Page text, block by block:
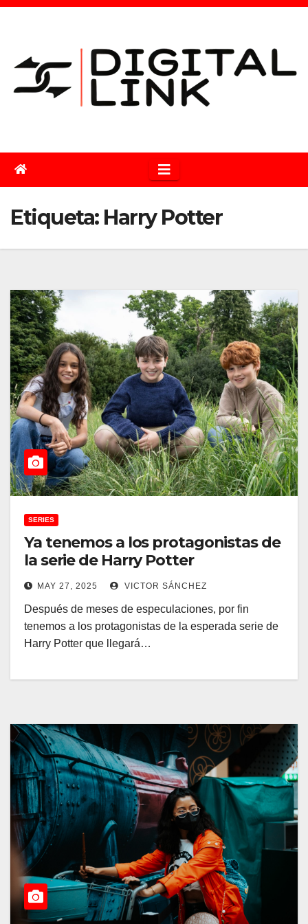
Saltar
Etiqueta: Harry Potter
SERIES
Ya tenemos a los protagonistas de
la serie de Harry Potter
MAY 27, 2025 VICTOR SÁNCHEZ
Después de meses de especulaciones, por fin
tenemos a los protagonistas de la esperada serie de
Harry Potter que llegará…